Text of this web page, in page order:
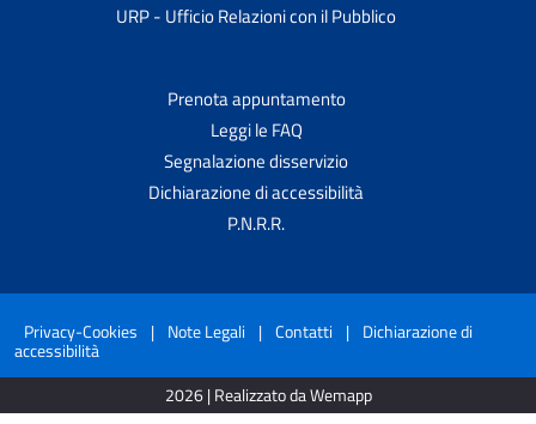
URP - Ufficio Relazioni con il Pubblico
Prenota appuntamento
Leggi le FAQ
Segnalazione disservizio
Dichiarazione di accessibilità
P.N.R.R.
Privacy-Cookies | Note Legali | Contatti | Dichiarazione di
accessibilità
2026 | Realizzato da Wemapp